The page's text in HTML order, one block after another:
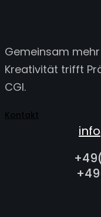
Gemeinsam
Kreativität trifft
CGI.
Kontakt